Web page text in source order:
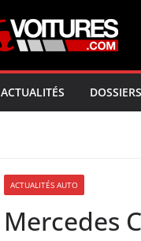
ACTUALITÉS DOSSIERS
ACTUALITÉS AUTO
Mercedes